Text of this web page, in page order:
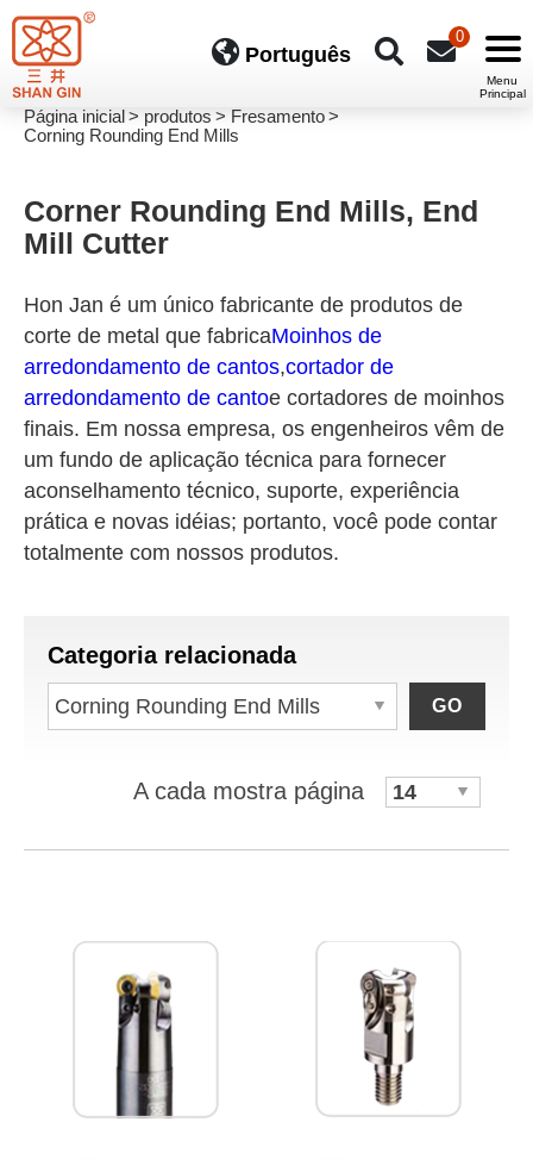
Português
0
Página inicial produtos
Fresamento
Corning Rounding End Mills
Corner Rounding End Mills, End
Mill Cutter
Hon Jan é um único fabricante de produtos de
corte de metal que fabricaMoinhos de
arredondamento de cantos,cortador de
arredondamento de cantoe cortadores de moinhos
finais. Em nossa empresa, os engenheiros vêm de
um fundo de aplicação técnica para fornecer
aconselhamento técnico, suporte, experiência
prática e novas idéias; portanto, você pode contar
totalmente com nossos produtos.
Categoria relacionada
GO
A cada mostra página